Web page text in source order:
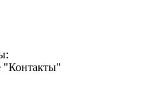
"Контакты"